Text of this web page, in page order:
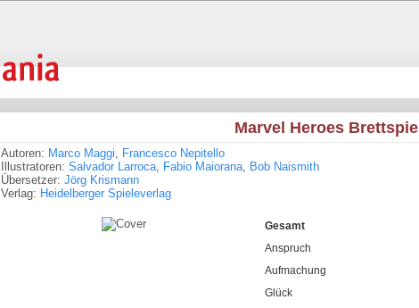
Marvel Heroes Brettspiel
Autoren: Marco Maggi, Francesco Nepitello
Illustratoren: Salvador Larroca, Fabio Maiorana, Bob Naismith
Übersetzer: Jörg Krismann
Verlag: Heidelberger Spieleverlag
Gesamt
Anspruch
Aufmachung
Glück